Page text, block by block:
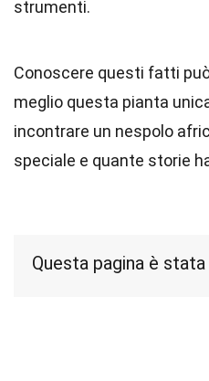
strumenti.
Conoscere questi fatti
meglio questa pianta
incontrare un nespolo
speciale e quante storie
Questa pagina è